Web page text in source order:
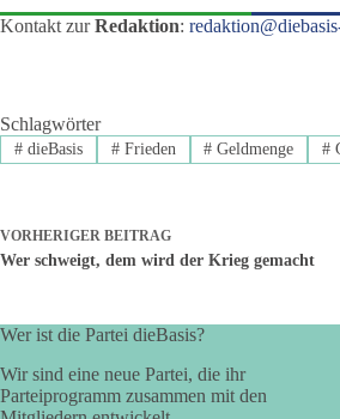
Kontakt zurRedaktion:
Schlagwörter
#dieBasis #Frieden # Geldmenge #
VORHERIGER BEITRAG
Wer schweigt, dem wird der Krieg gemacht
Wer ist die Partei dieBasis?
Wir sind eine neue Partei, die ihr
Parteiprogramm zusammen mit den